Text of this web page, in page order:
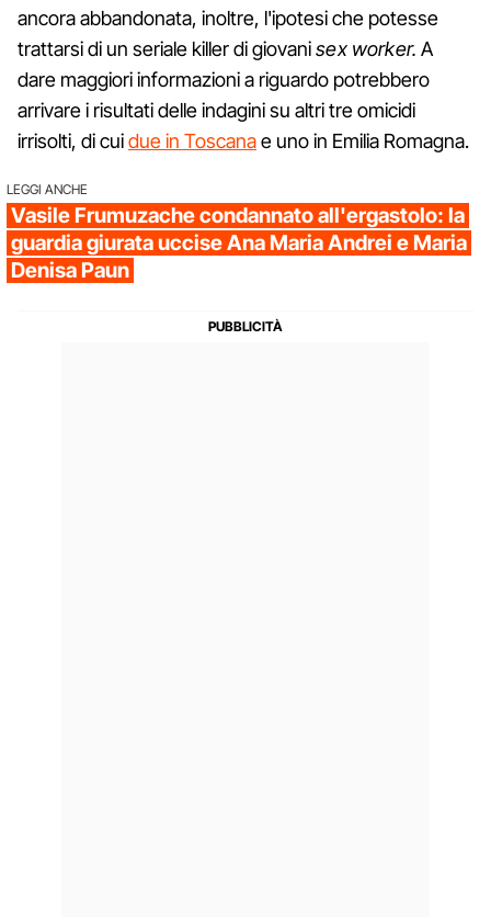
ancora abbandonata, inoltre, l'ipotesi che potesse
trattarsi di un seriale killer di giovanisex worker.A
dare maggiori informazioni a riguardo potrebbero
arrivare i risultati delle indagini su altri tre omicidi
irrisolti, di cuidue in Toscanae uno in Emilia Romagna.
LEGGI ANCHE
Vasile Frumuzache condannato all'ergastolo: la
guardia giurata uccise Ana Maria Andrei e Maria
Denisa Paun